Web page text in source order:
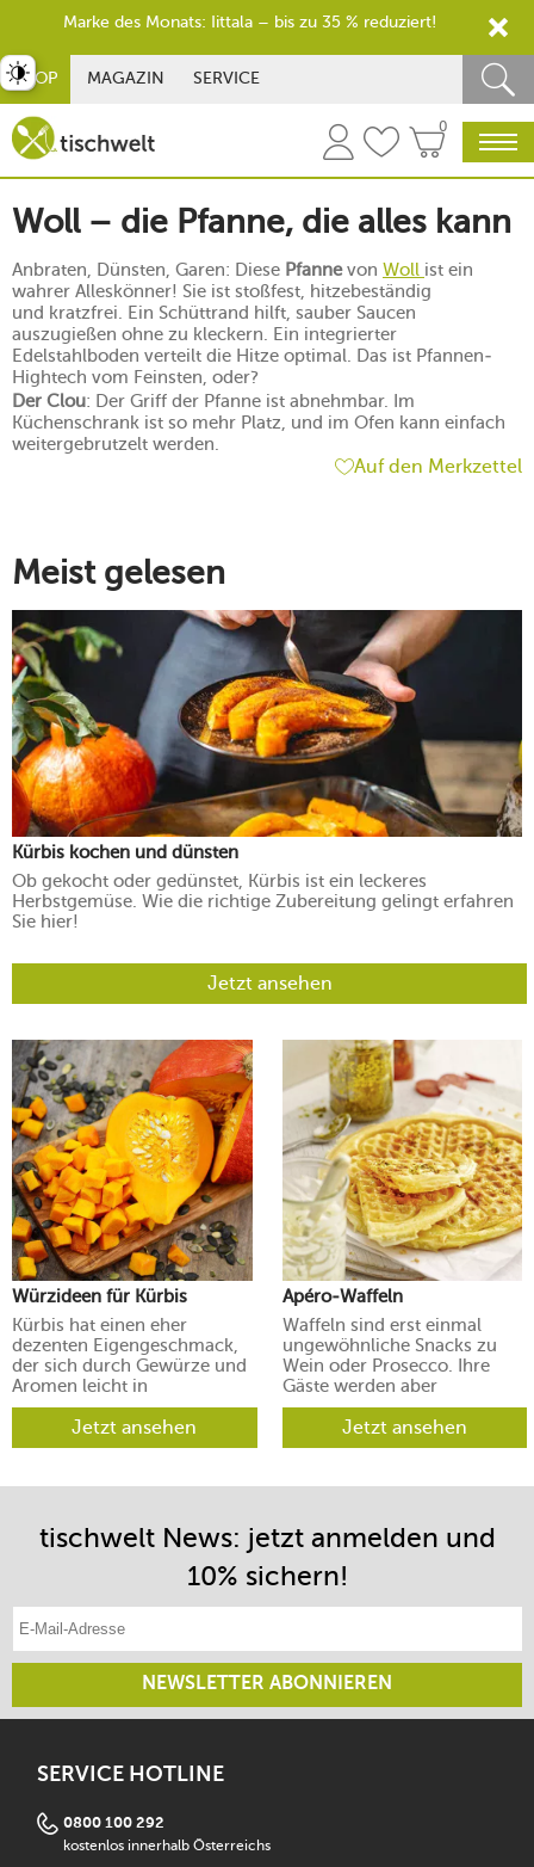
SHOP MAGAZIN SERVICE
0
Woll – die Pfanne, die alles kann
Anbraten, Dünsten, Garen: Diese Pfannevon Woll ist ein
wahrer Alleskönner! Sie ist stoßfest, hitzebeständig
und kratzfrei. Ein Schüttrand hilft, sauber Saucen
auszugießen ohne zu kleckern. Ein integrierter
Edelstahlboden verteilt die Hitze optimal. Das ist Pfannen-
Hightech vom Feinsten, oder?
Der Clou: Der Griff der Pfanne ist abnehmbar. Im
Küchenschrank ist so mehr Platz, und im Ofen kann einfach
weitergebrutzelt werden.
Auf den Merkzettel
Meist gelesen
Kürbis kochen und dünsten
Ob gekocht oder gedünstet, Kürbis ist ein leckeres
Herbstgemüse. Wie die richtige Zubereitung gelingt erfahren
Sie hier!
Jetzt ansehen
Würzideen für Kürbis
Kürbis hat einen eher
dezenten Eigengeschmack,
der sich durch Gewürze und
Aromen leicht in
verschiedene Richtungen
lenken lässt.Jetzt ansehen
Apéro-Waffeln
Waffeln sind erst einmal
ungewöhnliche Snacks zu
Wein oder Prosecco. Ihre
Gäste werden aber
begeistert sein.
Jetzt ansehen
tischwelt News: jetzt anmelden und
10% sichern!
NEWSLETTER ABONNIEREN
SERVICE HOTLINE
0800 100 292
kostenlos innerhalb Österreichs
umschalten
Marke des Monats: Iittala – bis zu 35 % reduziert!